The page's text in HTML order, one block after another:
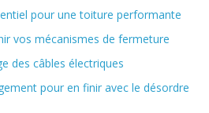
pour une toiture performante
vos mécanismes de fermeture
des câbles électriques
pour en finir avec le désordre